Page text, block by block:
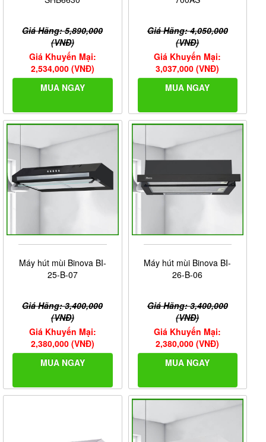
Giá Hãng: 5,890,000
(VNĐ)
Giá Khuyến Mại:
2,534,000 (VNĐ)
MUA NGAY
Giá Hãng: 4,050,000
(VNĐ)
Giá Khuyến Mại:
3,037,000 (VNĐ)
MUA NGAY
Máy hút mùi Binova BI-
25-B-07
Giá Hãng: 3,400,000
(VNĐ)
Giá Khuyến Mại:
2,380,000 (VNĐ)
MUA NGAY
Máy hút mùi Binova BI-
26-B-06
Giá Hãng: 3,400,000
(VNĐ)
Giá Khuyến Mại:
2,380,000 (VNĐ)
MUA NGAY